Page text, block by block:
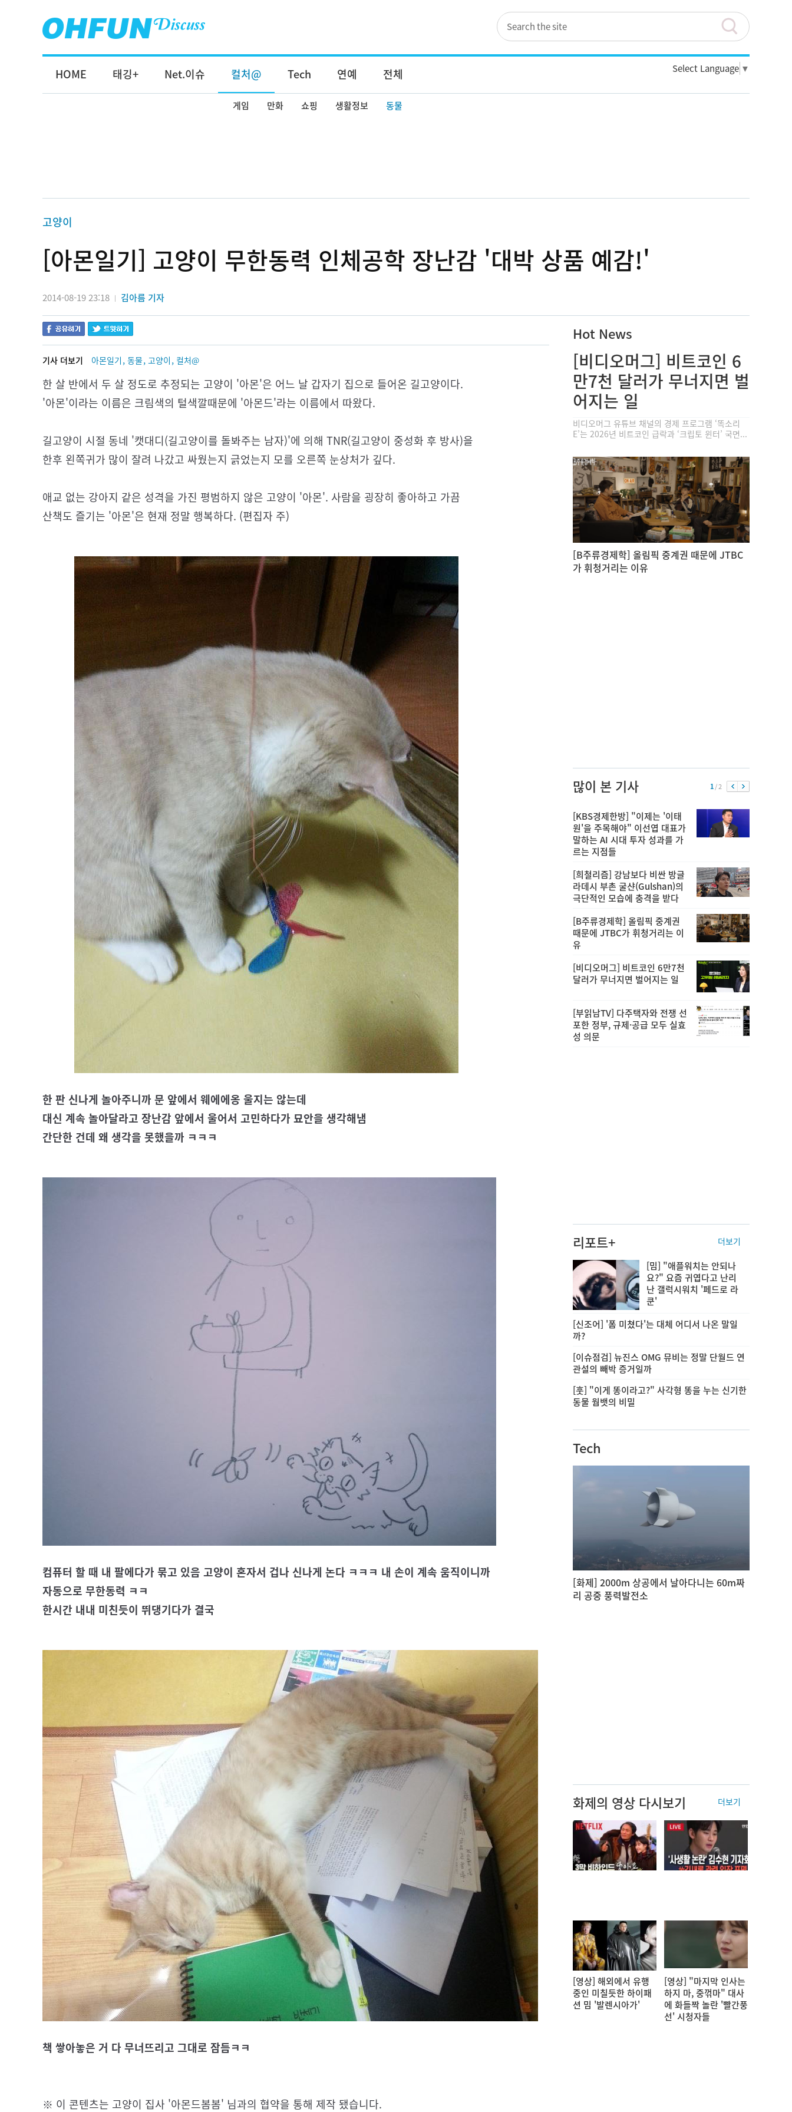
HOME 태깅+ Net.이슈 컬처@
게임 만화 쇼핑 생활정보 동물
Tech 연예 전체 Select Language ▼
고양이
[아몬일기] 고양이 무한동력 인체공학 장난감 '대박 상품 예감!'
2014-08-19 23:18 | 김아름 기자
기사 더보기 아몬일기, 동물, 고양이, 컬처@
한 살 반에서 두 살 정도로 추정되는 고양이 '아몬'은 어느 날 갑자기 집으로 들어온 길고양이다.
'아몬'이라는 이름은 크림색의 털색깔때문에 '아몬드'라는 이름에서 따왔다.
길고양이 시절 동네 '캣대디(길고양이를 돌봐주는 남자)'에 의해 TNR(길고양이 중성화 후 방사)을
한후 왼쪽귀가 많이 잘려 나갔고 싸웠는지 긁었는지 모를 오른쪽 눈상처가 깊다.
애교 없는 강아지 같은 성격을 가진 평범하지 않은 고양이 '아몬'. 사람을 굉장히 좋아하고 가끔
산책도 즐기는 '아몬'은 현재 정말 행복하다. (편집자 주)
한 판 신나게 놀아주니까 문 앞에서 웨에에옹 울지는 않는데
대신 계속 놀아달라고 장난감 앞에서 울어서 고민하다가 묘안을 생각해냄
간단한 건데 왜 생각을 못했을까 ㅋㅋㅋ
컴퓨터 할 때 내 팔에다가 묶고 있음 고양이 혼자서 겁나 신나게 논다 ㅋㅋㅋ 내 손이 계속 움직이니까
자동으로 무한동력 ㅋㅋ
한시간 내내 미친듯이 뛰댕기다가 결국
책 쌓아놓은 거 다 무너뜨리고 그대로 잠듬ㅋㅋ
※ 이 콘텐츠는 고양이 집사 '아몬드봄봄' 님과의 협약을 통해 제작 됐습니다.
Hot News
[비디오머그] 비트코인 6
만7천 달러가 무너지면 벌
어지는 일
비디오머그 유튜브 채널의 경제 프로그램 ‘똑소리
E’는 2026년 비트코인 급락과 ‘크립토 윈터’ 국면...
[B주류경제학] 올림픽 중계권 때문에 JTBC
가 휘청거리는 이유
많이 본 기사 1/ 2
[KBS경제한방] "이제는 '이태
원'을 주목해야" 이선엽 대표가
말하는 AI 시대 투자 성과를 가
르는 지점들
[희철리즘] 강남보다 비싼 방글
라데시 부촌 굴샨(Gulshan)의
극단적인 모습에 충격을 받다
[B주류경제학] 올림픽 중계권
때문에 JTBC가 휘청거리는 이
유
[비디오머그] 비트코인 6만7천
달러가 무너지면 벌어지는 일
[부읽남TV] 다주택자와 전쟁 선
포한 정부, 규제·공급 모두 실효
성 의문
리포트+ 더보기
[밈] "애플워치는 안되나
요?" 요즘 귀엽다고 난리
난 갤럭시워치 '페드로 라
쿤'
[신조어] '폼 미쳤다'는 대체 어디서 나온 말일
까?
[이슈점검] 뉴진스 OMG 뮤비는 정말 단월드 연
관설의 빼박 증거일까
[훗] "이게 똥이라고?" 사각형 똥을 누는 신기한
동물 웜뱃의 비밀
Tech
[화제] 2000m 상공에서 날아다니는 60m짜
리 공중 풍력발전소
화제의 영상 다시보기 더보기
[영상] 해외에서 유행
중인 미칠듯한 하이패
션 밈 '발렌시아가'
[영상] "마지막 인사는
하지 마, 중꺾마" 대사
에 화들짝 놀란 '빨간풍
선' 시청자들